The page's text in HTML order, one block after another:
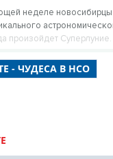
неделе новосибирцы
произойдет
минимальное за
- ЧУДЕСА В НСО